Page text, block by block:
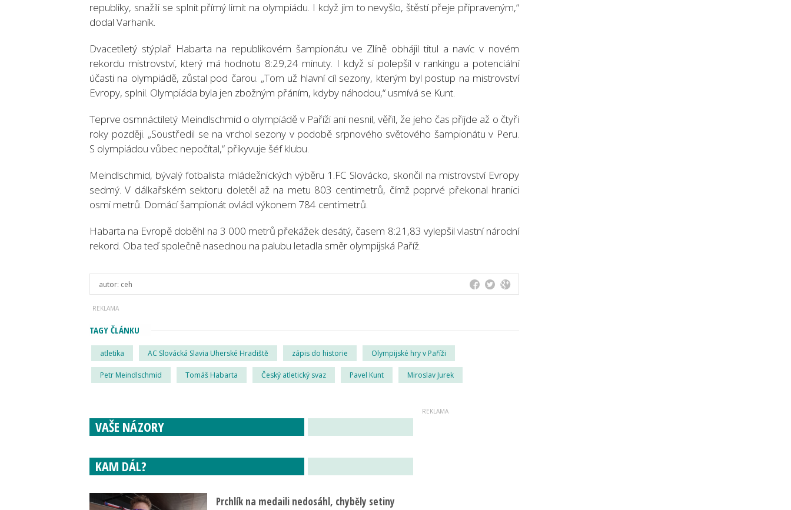
republiky, snažili se splnit přímý limit na olympiádu. I když jim to nevyšlo, štěstí přeje připraveným,“
dodal Varhaník.
Dvacetiletý stýplař Habarta na republikovém šampionátu ve Zlíně obhájil titul a navíc v novém
rekordu mistrovství, který má hodnotu 8:29,24 minuty. I když si polepšil v rankingu a potenciální
účasti na olympiádě, zůstal pod čarou. „Tom už hlavní cíl sezony, kterým byl postup na mistrovství
Evropy, splnil. Olympiáda byla jen zbožným přáním, kdyby náhodou,“ usmívá se Kunt.
Teprve osmnáctiletý Meindlschmid o olympiádě v Paříži ani nesnil, věřil, že jeho čas přijde až o čtyři
roky později. „Soustředil se na vrchol sezony v podobě srpnového světového šampionátu v Peru.
S olympiádou vůbec nepočítal,“ přikyvuje šéf klubu.
Meindlschmid, bývalý fotbalista mládežnických výběru 1.FC Slovácko, skončil na mistrovství Evropy
sedmý. V dálkařském sektoru doletěl až na metu 803 centimetrů, čímž poprvé překonal hranici
osmi metrů. Domácí šampionát ovládl výkonem 784 centimetrů.
Habarta na Evropě doběhl na 3 000 metrů překážek desátý, časem 8:21,83 vylepšil vlastní národní
rekord. Oba teď společně nasednou na palubu letadla směr olympijská Paříž.
autor: ceh
TAGY ČLÁNKU
atletika AC Slovácká Slavia Uherské Hradiště zápis do historie Olympijské hry v Paříži
Petr Meindlschmid Tomáš Habarta Český atletický svaz Pavel Kunt Miroslav Jurek
VAŠE NÁZORY
KAM DÁL?
Prchlík na medaili nedosáhl, chyběly setiny